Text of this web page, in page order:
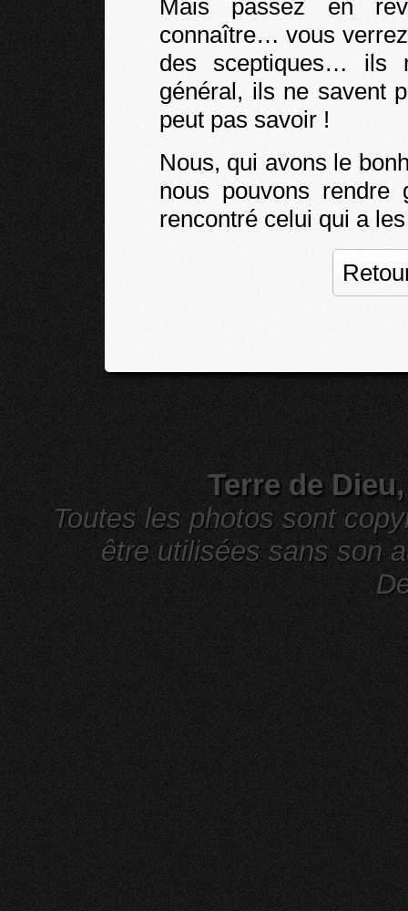
Mais passez en
connaître… vous
des sceptiques… ils
général, ils ne savent
peut pas savoir !
Nous, qui avons le
nous pouvons
rencontré celui qui a
Terre de
Toutes les photos sont
être utilisées sans son